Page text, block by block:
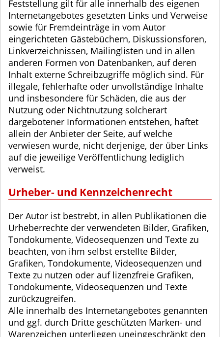
Feststellung gilt für alle innerhalb des eigenen
Internetangebotes gesetzten Links und Verweise
sowie für Fremdeinträge in vom Autor
eingerichteten Gästebüchern, Diskussionsforen,
Linkverzeichnissen, Mailinglisten und in allen
anderen Formen von Datenbanken, auf deren
Inhalt externe Schreibzugriffe möglich sind. Für
illegale, fehlerhafte oder unvollständige Inhalte
und insbesondere für Schäden, die aus der
Nutzung oder Nichtnutzung solcherart
dargebotener Informationen entstehen, haftet
allein der Anbieter der Seite, auf welche
verwiesen wurde, nicht derjenige, der über Links
auf die jeweilige Veröffentlichung lediglich
verweist.
Urheber- und Kennzeichenrecht
Der Autor ist bestrebt, in allen Publikationen die
Urheberrechte der verwendeten Bilder, Grafiken,
Tondokumente, Videosequenzen und Texte zu
beachten, von ihm selbst erstellte Bilder,
Grafiken, Tondokumente, Videosequenzen und
Texte zu nutzen oder auf lizenzfreie Grafiken,
Tondokumente, Videosequenzen und Texte
zurückzugreifen.
Alle innerhalb des Internetangebotes genannten
und ggf. durch Dritte geschützten Marken- und
Warenzeichen unterliegen uneingeschränkt den